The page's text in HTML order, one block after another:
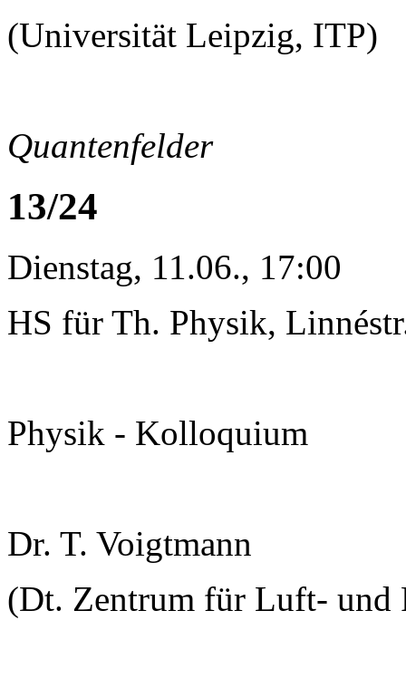
(Universität Leipzig, ITP)
Quantenfelder
13/24
Dienstag, 11.06., 17:00
HS für Th. Physik,
Physik - Kolloquium
Dr. T. Voigtmann
(Dt. Zentrum für Luft- und